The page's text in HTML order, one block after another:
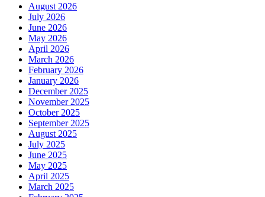
August 2026
July 2026
June 2026
May 2026
April 2026
March 2026
February 2026
January 2026
December 2025
November 2025
October 2025
September 2025
August 2025
July 2025
June 2025
May 2025
April 2025
March 2025